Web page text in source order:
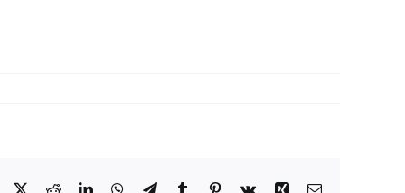
Facebook
X RedditLinkedInWhatsApp
TelegramTumblr Pinterest
Vk Xing Sähköposti